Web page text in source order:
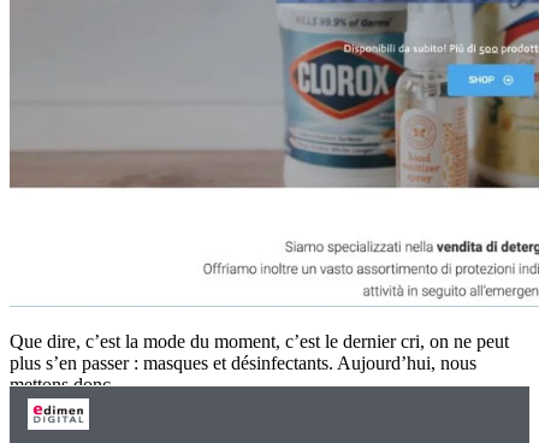
Que dire, c’est la mode du moment, c’est le dernier cri, on ne peut
plus s’en passer : masques et désinfectants. Aujourd’hui, nous
mettons donc